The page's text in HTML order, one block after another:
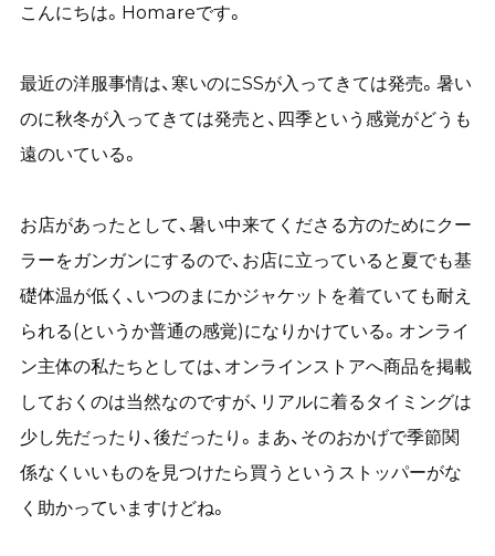
こんにちは。Homareです。
最近の洋服事情は、寒いのにSSが入ってきては発売。暑い
のに秋冬が入ってきては発売と、四季という感覚がどうも
遠のいている。
お店があったとして、暑い中来てくださる方のためにクー
ラーをガンガンにするので、お店に立っていると夏でも基
礎体温が低く、いつのまにかジャケットを着ていても耐え
られる(というか普通の感覚)になりかけている。オンライ
ン主体の私たちとしては、オンラインストアへ商品を掲載
しておくのは当然なのですが、リアルに着るタイミングは
少し先だったり、後だったり。まあ、そのおかげで季節関
係なくいいものを見つけたら買うというストッパーがな
く助かっていますけどね。